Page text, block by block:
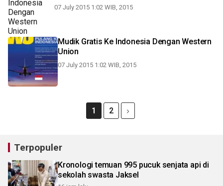
07 July 2015 1:02 WIB, 2015
Mudik Gratis Ke Indonesia Dengan Western
Union
07 July 2015 1:02 WIB, 2015
1 2
Terpopuler
Kronologi temuan 995 pucuk senjata api di
sekolah swasta Jaksel